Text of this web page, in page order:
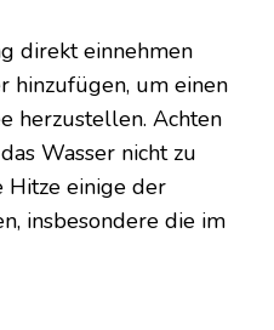
direkt einnehmen
hinzufügen, um einen
herzustellen. Achten
Wasser nicht zu
Hitze einige der
insbesondere die im